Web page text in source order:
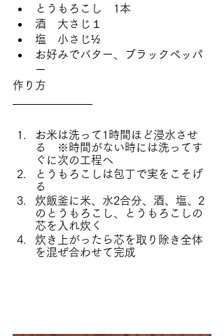
とうもろこし　1本
酒　大さじ１
塩　小さじ½
お好みでバター、ブラックペッパ
ー
作り方
お米は洗って1時間ほど浸水させ
る　※時間がない時には洗ってす
ぐに次の工程へ
とうもろこしは包丁で実をこそげ
る
炊飯釜に米、水2合分、酒、塩、2
のとうもろこし、とうもろこしの
芯を入れ炊く
炊き上がったら芯を取り除き全体
を混ぜ合わせて完成